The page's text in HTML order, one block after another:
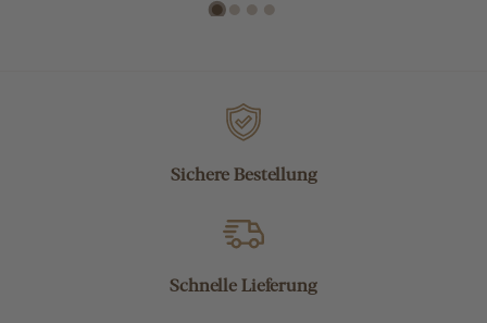
Sichere Bestellung
Schnelle Lieferung